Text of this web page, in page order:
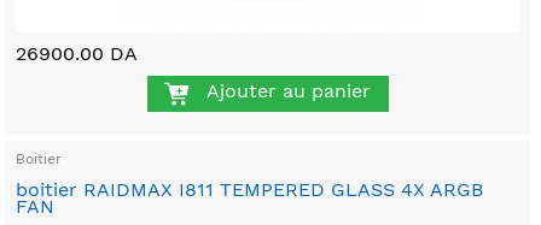
26900.00 DA
Ajouter au panier
Boitier
boitier RAIDMAX I811 TEMPERED GLASS 4X ARGB
FAN